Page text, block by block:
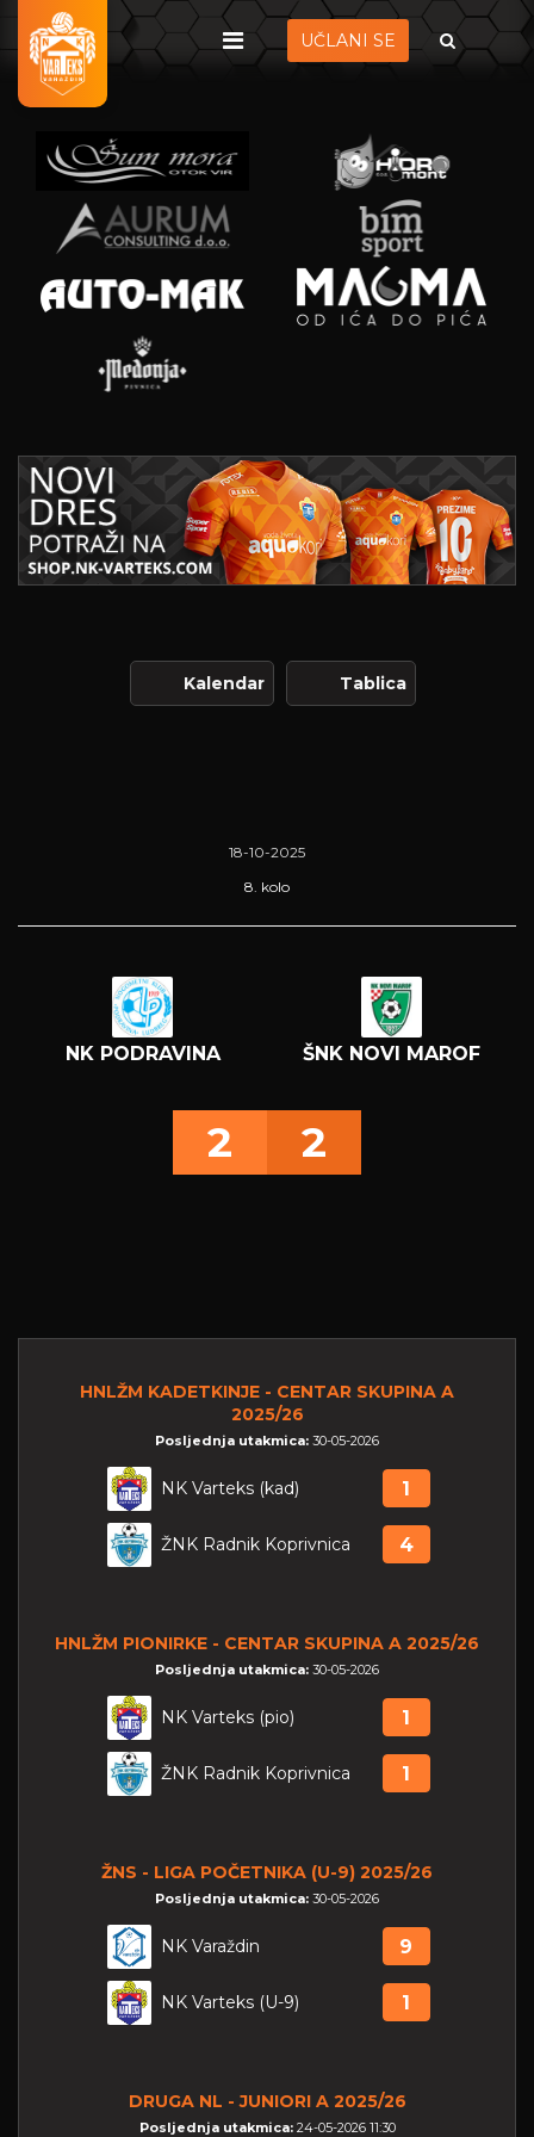
UČLANI SE
Kalendar Tablica
18-10-2025
8. kolo
NK PODRAVINA ŠNK NOVI MAROF
2 2
HNLŽM KADETKINJE - CENTAR SKUPINA A
2025/26
Posljednja utakmica: 30-05-2026
NK Varteks (kad) 1
ŽNK Radnik Koprivnica 4
HNLŽM PIONIRKE - CENTAR SKUPINA A 2025/26
Posljednja utakmica: 30-05-2026
NK Varteks (pio) 1
ŽNK Radnik Koprivnica 1
ŽNS - LIGA POČETNIKA (U-9) 2025/26
Posljednja utakmica: 30-05-2026
NK Varaždin 9
NK Varteks (U-9) 1
DRUGA NL - JUNIORI A 2025/26
Posljednja utakmica: 24-05-2026 11:30